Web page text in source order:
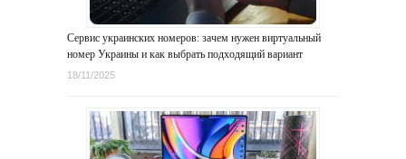
Сервис украинских номеров: зачем нужен виртуальный
номер Украины и как выбрать подходящий вариант
18/11/2025